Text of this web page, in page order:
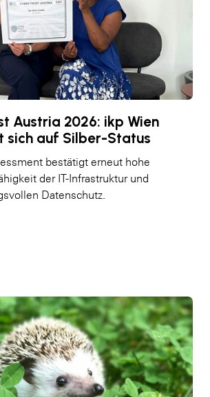
Austria 2026: ikp Wien
sich auf Silber-Status
bestätigt erneut hohe
der IT-Infrastruktur und
Datenschutz.